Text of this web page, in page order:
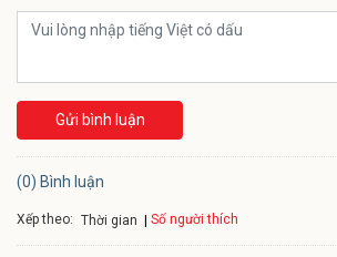
Gửi bình luận
(0) Bình luận
Xếp theo: Thời gian Số người thích